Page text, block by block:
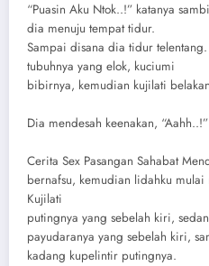
“Puasin Aku Ntok..!” katanya
dia menuju tempat tidur.
Sampai disana dia tidur
tubuhnya yang elok, kuciumi
bibirnya, kemudian kujilati
Dia mendesah keenakan, “Aahh..!”
Cerita Sex Pasangan Sahabat
bernafsu, kemudian lidahku
Kujilati
putingnya yang sebelah kiri,
payudaranya yang sebelah kiri,
kadang kupelintir putingnya.